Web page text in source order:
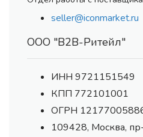
seller@iconmarket.ru
ООО "В2В-Ритейл"
ИНН 9721151549
КПП 772101001
ОГРН
109428, Москва,